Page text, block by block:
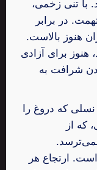
با تنی زخمی،
در برابر
هنوز بالاست.
هنوز برای آزادی
شرافت به
که دروغ را
که از
ارتجاع هر